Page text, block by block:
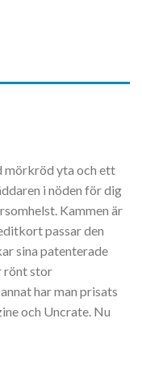
mörkröd yta och ett
i nöden för dig
Kammen är
passar den
sina patenterade
rönt stor
har man prisats
och Uncrate. Nu